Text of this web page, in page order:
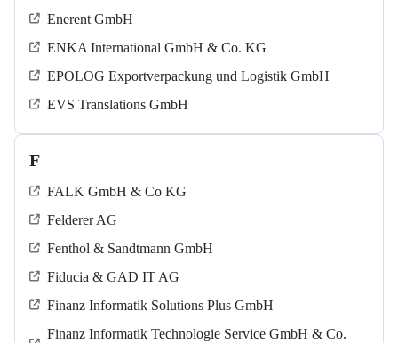
Enerent GmbH
ENKA International GmbH & Co. KG
EPOLOG Exportverpackung und Logistik GmbH
EVS Translations GmbH
F
FALK GmbH & Co KG
Felderer AG
Fenthol & Sandtmann GmbH
Fiducia & GAD IT AG
Finanz Informatik Solutions Plus GmbH
Finanz Informatik Technologie Service GmbH & Co.